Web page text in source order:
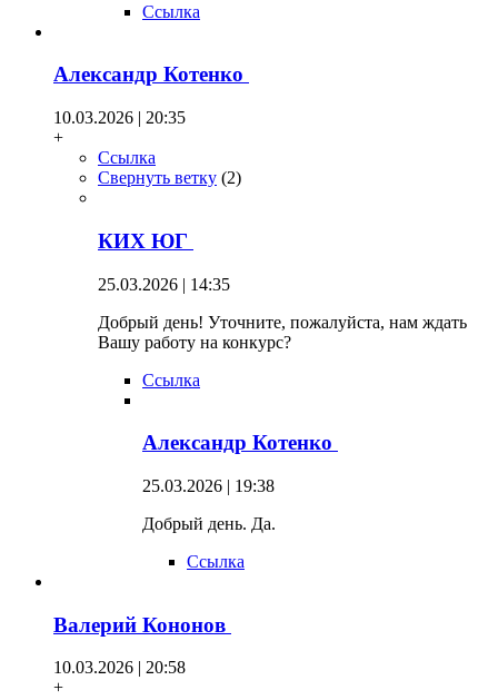
Ссылка
Александр Котенко
10.03.2026 | 20:35
+
Ссылка
Свернуть ветку (2)
КИХ ЮГ
25.03.2026 | 14:35
Добрый день! Уточните, пожалуйста, нам ждать
Вашу работу на конкурс?
Ссылка
Александр Котенко
25.03.2026 | 19:38
Добрый день. Да.
Ссылка
Валерий Кононов
10.03.2026 | 20:58
+